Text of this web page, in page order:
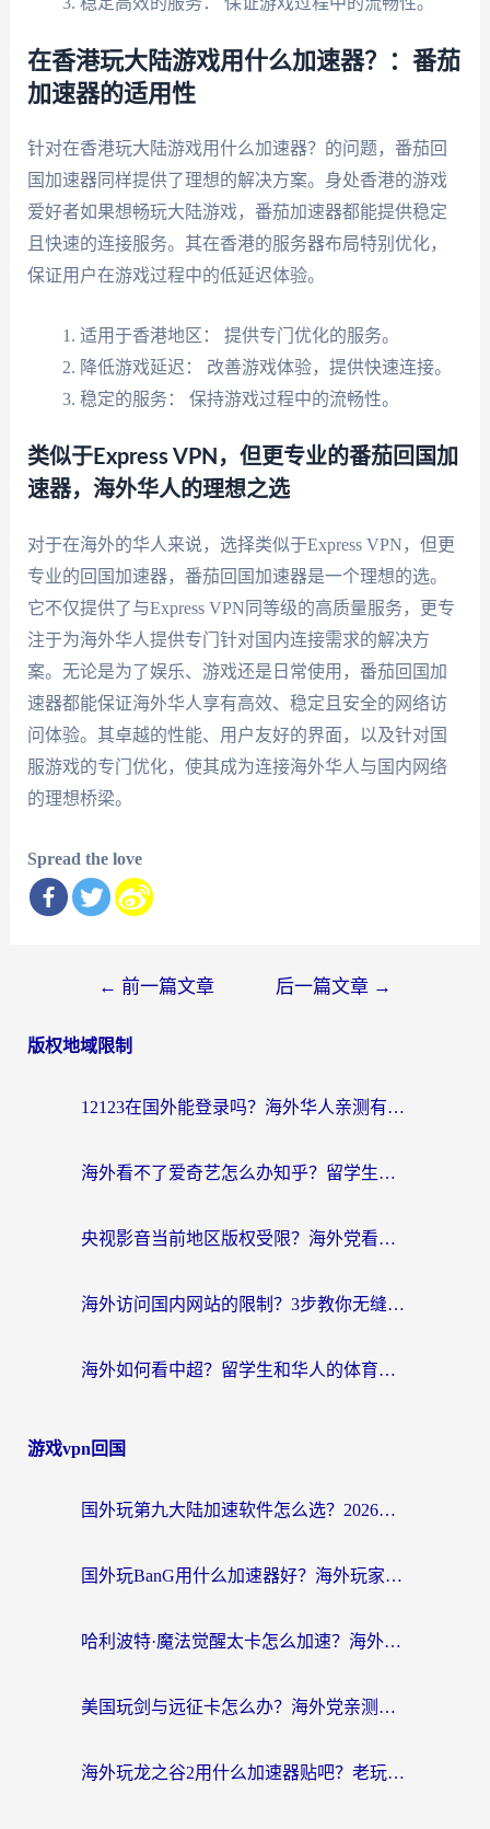
在香港玩大陆游戏用什么加速器？：番茄
加速器的适用性
针对在香港玩大陆游戏用什么加速器？的问题，番茄回
国加速器同样提供了理想的解决方案。身处香港的游戏
爱好者如果想畅玩大陆游戏，番茄加速器都能提供稳定
且快速的连接服务。其在香港的服务器布局特别优化，
保证用户在游戏过程中的低延迟体验。
适用于香港地区： 提供专门优化的服务。
降低游戏延迟： 改善游戏体验，提供快速连接。
稳定的服务： 保持游戏过程中的流畅性。
类似于Express VPN，但更专业的番茄回国加
速器，海外华人的理想之选
对于在海外的华人来说，选择类似于Express VPN，但更
专业的回国加速器，番茄回国加速器是一个理想的选。
它不仅提供了与Express VPN同等级的高质量服务，更专
注于为海外华人提供专门针对国内连接需求的解决方
案。无论是为了娱乐、游戏还是日常使用，番茄回国加
速器都能保证海外华人享有高效、稳定且安全的网络访
问体验。其卓越的性能、用户友好的界面，以及针对国
服游戏的专门优化，使其成为连接海外华人与国内网络
的理想桥梁。
Spread the love
导
← 前一篇文章 后一篇文章 →
版权地域限制
12123在国外能登录吗？海外华人亲测有效的回国加速器选择指南
海外看不了爱奇艺怎么办知乎？留学生亲测有效的回国加速方案
央视影音当前地区版权受限？海外党看国内剧、追电视台的终极解决方案
海外访问国内网站的限制？3步教你无缝解锁国内资源（附实测最优工具）
海外如何看中超？留学生和华人的体育赛事观看终极指南（附欧洲杯奥运会观看技巧）
游戏vpn回国
国外玩第九大陆加速软件怎么选？2026终极指南帮你告别延迟卡顿
国外玩BanG用什么加速器好？海外玩家亲测的国服游戏加速终极方案
哈利波特·魔法觉醒太卡怎么加速？海外党亲测有效的国服游戏加速指南
美国玩剑与远征卡怎么办？海外党亲测有效的国服游戏加速指南
海外玩龙之谷2用什么加速器贴吧？老玩家实测推荐，附新加坡猎魂觉醒国外剑与远征加速攻略